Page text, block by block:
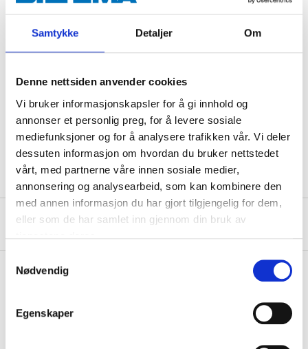
Samtykke Detaljer Om
Denne nettsiden anvender cookies
Vi bruker informasjonskapsler for å gi innhold og
annonser et personlig preg, for å levere sosiale
mediefunksjoner og for å analysere trafikken vår. Vi deler
dessuten informasjon om hvordan du bruker nettstedet
vårt, med partnerne våre innen sosiale medier,
annonsering og analysearbeid, som kan kombinere den
med annen informasjon du har gjort tilgjengelig for dem,
eller som de har samlet inn gjennom din bruk av
Nødvendig
Egenskaper
Technical specifications
Tie-down strength
9000 kg
Tensile strength
4500 kg
Length
9000 mm
About the manufacturer